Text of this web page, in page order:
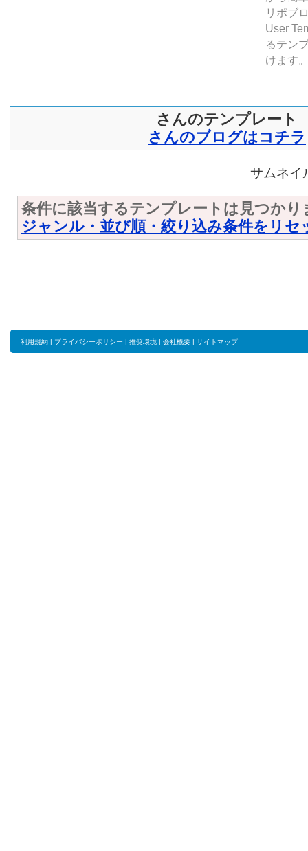
リポブ
User
るテン
けます
さんのテンプレート
さんのブログはコチラ
サムネイ
条件に該当するテンプレートは見つかり
ジャンル・並び順・絞り込み条件をリセ
利用規約 | プライバシーポリシー | 推奨環境 | 会社概要 | サイトマップ